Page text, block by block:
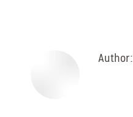
Author: